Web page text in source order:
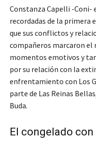
Constanza Capelli -Coni-
recordadas de la primera
que sus conflictos y
compañeros marcaron el
momentos emotivos y
por su relación con la
enfrentamiento con Los
parte de Las Reinas
Buda.
El congelado con